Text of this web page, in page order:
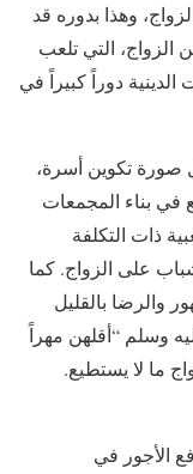
وهذا بدوره قد
الزواج، التي تلعب
دوراً كبيراً في
صورة تكوين أسرة،
في بناء المجمعات
ذات التكلفة
على الزواج. كما
والرضا بالقليل
وسلم “أقلهن مهراً
ما لا يستطيع.
الأجور في